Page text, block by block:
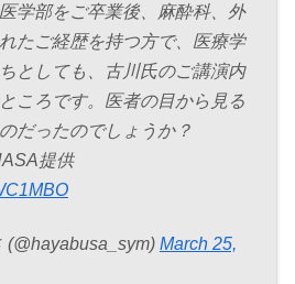
学部をご卒業後、麻酔科、外
たご経歴を持つ方で、医療学
としても、古川氏のご講演内
ころです。医者の目から見る
だったのでしょうか？
提供
March 25,